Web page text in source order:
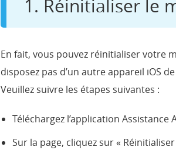
1. Réinitialiser le
En fait, vous pouvez réinitialiser votre
disposez pas d’un autre appareil iOS
Veuillez suivre les étapes suivantes :
Téléchargez l’application
Sur la page, cliquez sur «